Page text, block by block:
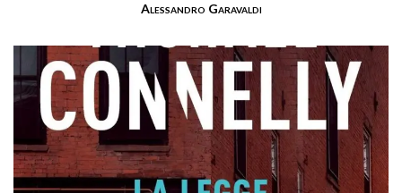
Alessandro Garavaldi